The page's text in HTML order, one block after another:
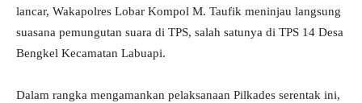
lancar, Wakapolres Lobar Kompol M. Taufik meninjau langsung
suasana pemungutan suara di TPS, salah satunya di TPS 14 Desa
Bengkel Kecamatan Labuapi.
Dalam rangka mengamankan pelaksanaan Pilkades serentak ini,